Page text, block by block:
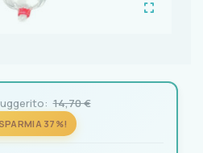
14,70 €
37%!